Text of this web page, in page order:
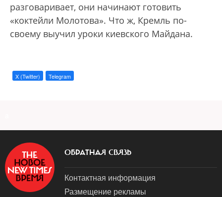
разговаривает, они начинают готовить
«коктейли Молотова». Что ж, Кремль по-
своему выучил уроки киевского Майдана.
X (Twitter) Telegram
ОБРАТНАЯ СВЯЗЬ
Контактная информация
Размещение рекламы